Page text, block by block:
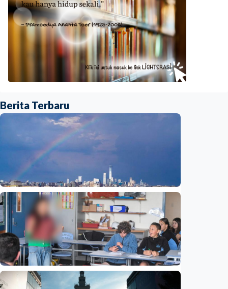
Berita Terbaru
Humaniora
Beijing jadi ibu kota arsitektur dunia
UNESCO-UIA 2029. Apa alasannya?
Indonesia•06 Aug 2026
Humaniora